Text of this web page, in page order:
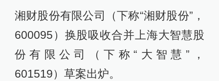
湘财股份有限公司（下称“湘财股份”，
600095）换股吸收合并上海大智慧股
份有限公司（下称“大智慧”，
601519）草案出炉。